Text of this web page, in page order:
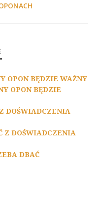
OPON BĘDZIE WAŻNY
OPON BĘDZIE
DOŚWIADCZENIA
Z DOŚWIADCZENIA
DBAĆ